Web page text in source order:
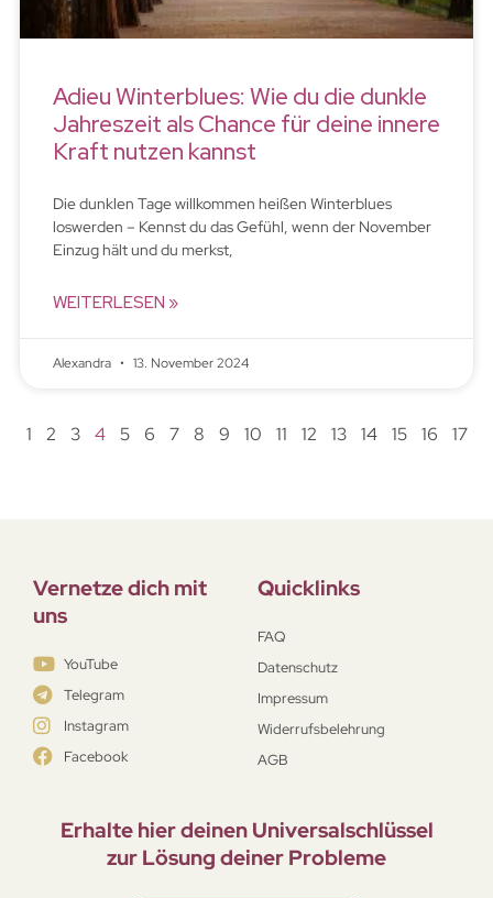
Adieu Winterblues: Wie du die dunkle
Jahreszeit als Chance für deine innere
Kraft nutzen kannst
Die dunklen Tage willkommen heißen Winterblues
loswerden – Kennst du das Gefühl, wenn der November
Einzug hält und du merkst,
WEITERLESEN »
Alexandra 13. November 2024
1 2 3 4 5 6 7 8 9 10 11 12 13 14 15 16 17
Vernetze dich mit
uns
YouTube
Telegram
Instagram
Facebook
Quicklinks
FAQ
Datenschutz
Impressum
Widerrufsbelehrung
AGB
Erhalte hier deinen Universal­schlüssel
zur Lösung deiner Probleme